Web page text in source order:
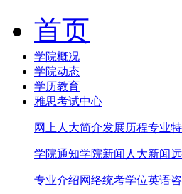
首页
学院概况
学院动态
学历教育
雅思考试中心
网上人大简介发展历程专业
学院通知学院新闻 人大新闻
专业介绍网络统考学位英语